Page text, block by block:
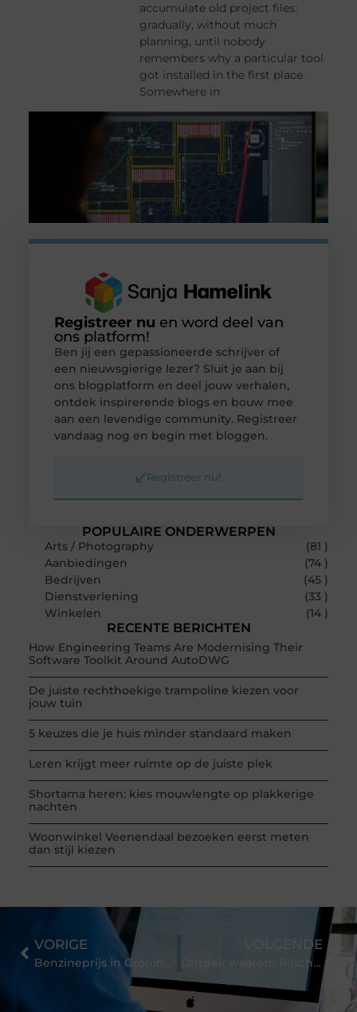
accumulate old project files:
gradually, without much
planning, until nobody
remembers why a particular tool
got installed in the first place.
Somewhere in
POPULAIRE ONDERWERPEN
Arts / Photography
(81 )
Aanbiedingen
(74 )
Bedrijven
(45 )
Dienstverlening
(33 )
Winkelen
(14 )
RECENTE BERICHTEN
How Engineering Teams Are Modernising Their
Software Toolkit Around AutoDWG
De juiste rechthoekige trampoline kiezen voor
jouw tuin
5 keuzes die je huis minder standaard maken
Leren krijgt meer ruimte op de juiste plek
Shortama heren: kies mouwlengte op plakkerige
nachten
Woonwinkel Veenendaal bezoeken eerst meten
dan stijl kiezen
Registreer nu en word deel van
ons platform!
Ben jij een gepassioneerde schrijver of
een nieuwsgierige lezer? Sluit je aan bij
ons blogplatform en deel jouw verhalen,
ontdek inspirerende blogs en bouw mee
aan een levendige community. Registreer
vandaag nog en begin met bloggen.
Registreer nu!
VORIGE
Benzineprijs in Groningen Stijgt Sky-high – Wat Betekent Dit voor Jou?
VOLGENDE
Ontdek waarom Rijschool Tilburg de beste keuze is voor jouw rijopleiding